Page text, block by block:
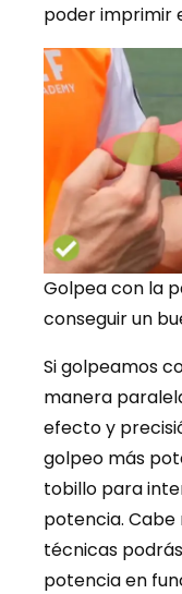
poder imprimir
Golpea con la
conseguir un
Si golpeamos
manera
efecto y
golpeo más
tobillo para
potencia. Cabe
técnicas
potencia en